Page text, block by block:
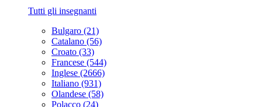
Tutti gli insegnanti
Bulgaro (21)
Catalano (56)
Croato (33)
Francese (544)
Inglese (2666)
Italiano (931)
Olandese (58)
Polacco (24)